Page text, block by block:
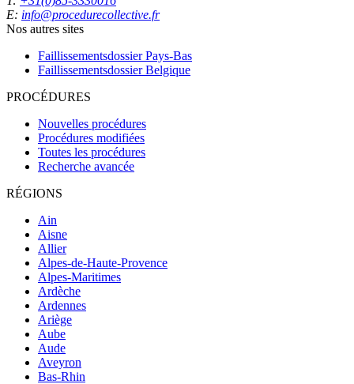
E: info@procedurecollective.fr
Nos autres sites
Faillissementsdossier Pays-Bas
Faillissementsdossier Belgique
PROCÉDURES
Nouvelles procédures
Procédures modifiées
Toutes les procédures
Recherche avancée
RÉGIONS
Ain
Aisne
Allier
Alpes-de-Haute-Provence
Alpes-Maritimes
Ardèche
Ardennes
Ariège
Aube
Aude
Aveyron
Bas-Rhin